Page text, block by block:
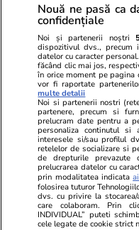
Lifestyle
Un patron din
făcut angajatul
dat afară imediat:
respect pentru tine”
Nouă ne pasă ca
confidențiale
Noi și partenerii noștri
dispozitivul dvs., precum
datelor cu caracter
făcând clic mai jos,
în orice moment pe pagina
vor fi raportate
multe detalii
Noi si partenerii nostri
partenere, precum si
prelucram date pentru a
personaliza continutul si
interesele si/sau profilul
retelelor de socializare si
de drepturile
prelucrarea datelor cu
prin modalitatea indicata
folosirea tuturor
dvs. cu privire la
care colaboram. Prin
INDIVIDUAL” puteti
cele legate de cookie strict